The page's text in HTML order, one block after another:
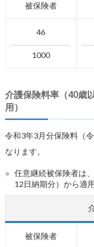
被保険者
46
1000
介護保険料率（40歳
用）
令和3年3月分保険料（
なります。
※ 任意継続被保険者は
12日納期分）から適
被保険者